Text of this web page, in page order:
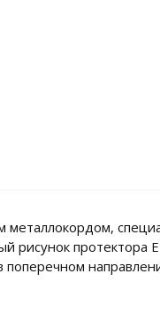
рисунок протектора